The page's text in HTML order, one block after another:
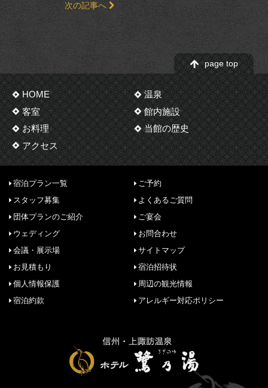
次の記事へ
page top
HOME
温泉
客室
館内施設
お料理
当館の歴史
アクセス
宿泊プラン一覧
ご予約
スタッフ募集
よくあるご質問
団体プランのご紹介
ご宴会
ウェディング
お問合わせ
会議・展示場
サイトマップ
お見積もり
宿泊招待状
個人情報保護
周辺の観光情報
宿泊約款
アレルギー対応ポリシー